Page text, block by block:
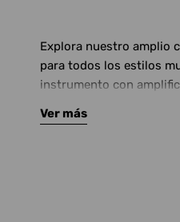
Explora nuestro amplio
para todos los estilos
instrumento con
Ver más